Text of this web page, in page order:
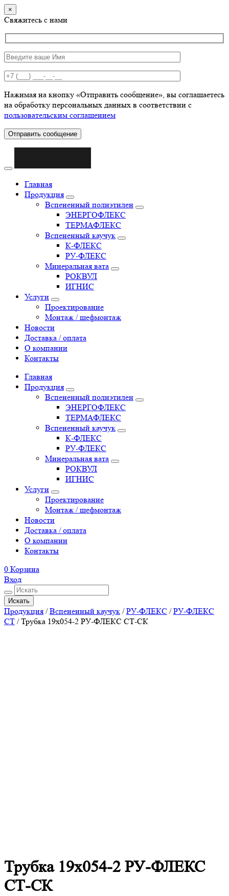
×
Свяжитесь с нами
Нажимая на кнопку «Отправить сообщение», вы соглашаетесь
на обработку персональных данных в соответствии с
пользовательским соглашением
Отправить сообщение
Главная
Продукция
Вспененный полиэтилен
ЭНЕРГОФЛЕКС
ТЕРМАФЛЕКС
Вспененный каучук
К-ФЛЕКС
РУ-ФЛЕКС
Минеральная вата
РОКВУЛ
ИГНИС
Услуги
Проектирование
Монтаж / шефмонтаж
Новости
Доставка / оплата
О компании
Контакты
Главная
Продукция
Вспененный полиэтилен
ЭНЕРГОФЛЕКС
ТЕРМАФЛЕКС
Вспененный каучук
К-ФЛЕКС
РУ-ФЛЕКС
Минеральная вата
РОКВУЛ
ИГНИС
Услуги
Проектирование
Монтаж / шефмонтаж
Новости
Доставка / оплата
О компании
Контакты
0 Корзина
Вход
Искать
Продукция /Вспененный каучук /РУ-ФЛЕКС /РУ-ФЛЕКС
СТ /Трубка 19х054-2 РУ-ФЛЕКС СТ-СК
Трубка 19х054-2 РУ-ФЛЕКС
СТ-СК